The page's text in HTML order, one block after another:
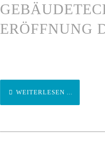
ERÖFFNUNG
WEITERLESEN ...